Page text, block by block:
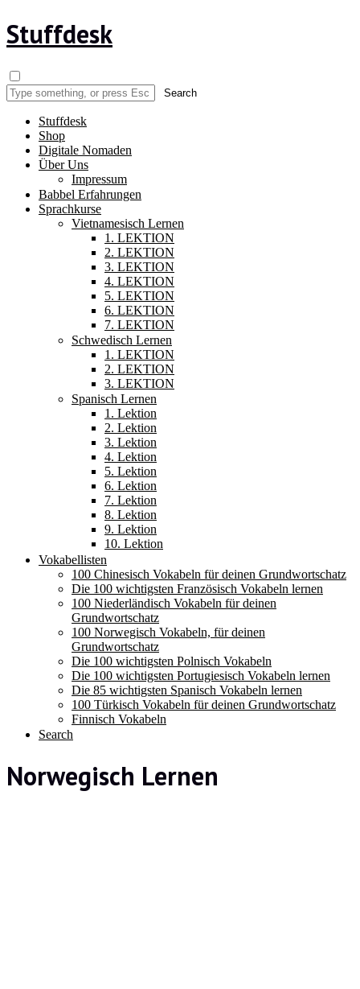
Stuffdesk
Stuffdesk
Shop
Digitale Nomaden
Über Uns
Impressum
Babbel Erfahrungen
Sprachkurse
Vietnamesisch Lernen
1. LEKTION
2. LEKTION
3. LEKTION
4. LEKTION
5. LEKTION
6. LEKTION
7. LEKTION
Schwedisch Lernen
1. LEKTION
2. LEKTION
3. LEKTION
Spanisch Lernen
1. Lektion
2. Lektion
3. Lektion
4. Lektion
5. Lektion
6. Lektion
7. Lektion
8. Lektion
9. Lektion
10. Lektion
Vokabellisten
100 Chinesisch Vokabeln für deinen Grundwortschatz
Die 100 wichtigsten Französisch Vokabeln lernen
100 Niederländisch Vokabeln für deinen
Grundwortschatz
100 Norwegisch Vokabeln, für deinen
Grundwortschatz
Die 100 wichtigsten Polnisch Vokabeln
Die 100 wichtigsten Portugiesisch Vokabeln lernen
Die 85 wichtigsten Spanisch Vokabeln lernen
100 Türkisch Vokabeln für deinen Grundwortschatz
Finnisch Vokabeln
Search
Norwegisch Lernen